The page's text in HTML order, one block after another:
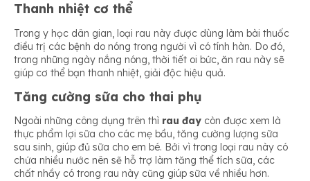
Thanh nhiệt cơ thể
Trong y học dân gian, loại rau này được dùng làm bài thuốc
điều trị các bệnh do nóng trong người vì có tính hàn. Do đó,
trong những ngày nắng nóng, thời tiết oi bức, ăn rau này sẽ
giúp cơ thể bạn thanh nhiệt, giải độc hiệu quả.
Tăng cường sữa cho thai phụ
Ngoài những công dụng trên thì rau đay còn được xem là
thực phẩm lợi sữa cho các mẹ bầu, tăng cường lượng sữa
sau sinh, giúp đủ sữa cho em bé. Bởi vì trong loại rau này có
chứa nhiều nước nên sẽ hỗ trợ làm tăng thể tích sữa, các
chất nhầy có trong rau này cũng giúp sữa về nhiều hơn.